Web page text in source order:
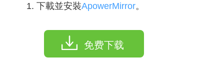
下載並安裝ApowerMirror。
免费下载